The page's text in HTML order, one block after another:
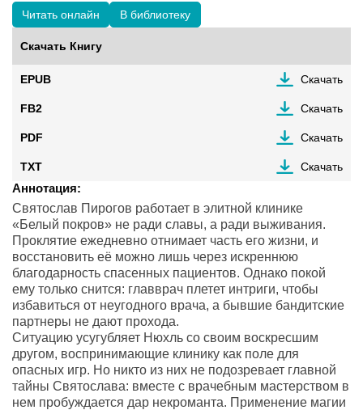
Читать онлайн В библиотеку
Скачать Книгу
EPUB Скачать
FB2 Скачать
PDF Скачать
TXT Скачать
Аннотация:
Святослав Пирогов работает в элитной клинике
«Белый покров» не ради славы, а ради выживания.
Проклятие ежедневно отнимает часть его жизни, и
восстановить её можно лишь через искреннюю
благодарность спасенных пациентов. Однако покой
ему только снится: главврач плетет интриги, чтобы
избавиться от неугодного врача, а бывшие бандитские
партнеры не дают прохода.
Ситуацию усугубляет Нюхль со своим воскресшим
другом, воспринимающие клинику как поле для
опасных игр. Но никто из них не подозревает главной
тайны Святослава: вместе с врачебным мастерством в
нем пробуждается дар некроманта. Применение магии